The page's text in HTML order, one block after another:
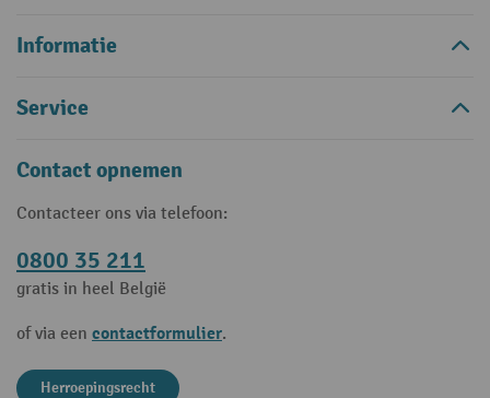
Informatie
Service
Contact opnemen
Contacteer ons via telefoon:
0800 35 211
gratis in heel België
of via een contactformulier.
Herroepingsrecht